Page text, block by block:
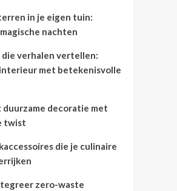
in je eigen tuin:
nachten
verhalen vertellen:
met betekenisvolle
duurzame decoratie met
twist
die je culinaire
zero-waste